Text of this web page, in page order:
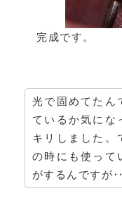
完成です。
光で固めてたん
ているか気にな
キリしました。
の時にも使って
がするんですが‥